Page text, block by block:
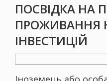
ПОСВІДКА НА
ПРОЖИВАННЯ
ІНВЕСТИЦІЙ